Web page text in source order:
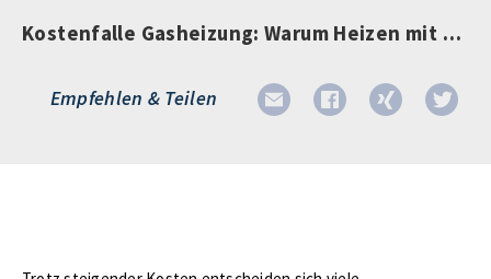
Kostenfalle Gasheizung: Warum Heizen mit Gas immer teurer wird
Empfehlen & Teilen